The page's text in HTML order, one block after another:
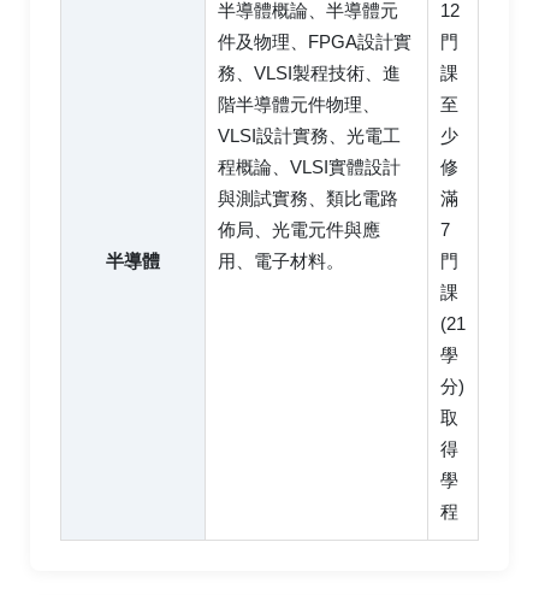
半導體
半導體概論、半導體元
件及物理、FPGA設計實
務、VLSI製程技術、進
階半導體元件物理、
VLSI設計實務、光電工
程概論、VLSI實體設計
與測試實務、類比電路
佈局、光電元件與應
用、電子材料。
12
門
課
至
少
修
滿
7
門
課
(21
學
分)
取
得
學
程